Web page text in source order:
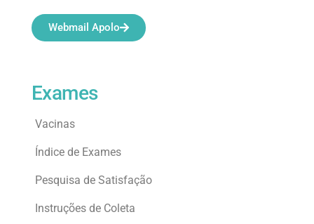
Exames
Vacinas
Índice de Exames
Pesquisa de Satisfação
Instruções de Coleta
Webmail Apolo